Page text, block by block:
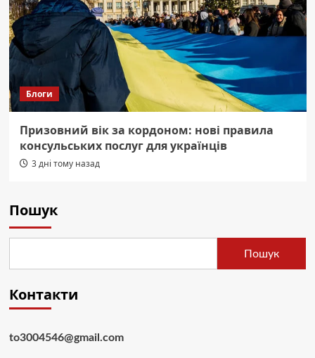
Блоги
Призовний вік за кордоном: нові правила
консульських послуг для українців
3 дні тому назад
Пошук
Пошук
Контакти
to3004546@gmail.com